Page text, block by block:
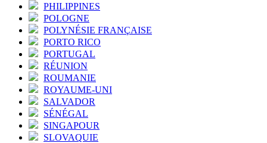
PHILIPPINES
POLOGNE
POLYNÉSIE FRANÇAISE
PORTO RICO
PORTUGAL
RÉUNION
ROUMANIE
ROYAUME-UNI
SALVADOR
SÉNÉGAL
SINGAPOUR
SLOVAQUIE